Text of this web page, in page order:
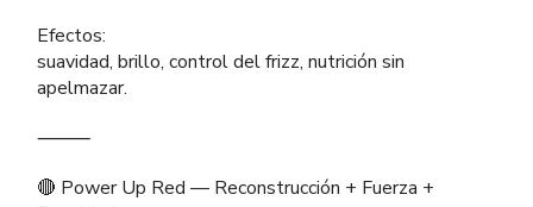
Efectos:
suavidad, brillo, control del frizz, nutrición sin
apelmazar.
⸻
🔴 Power Up Red — Reconstrucción + Fuerza +